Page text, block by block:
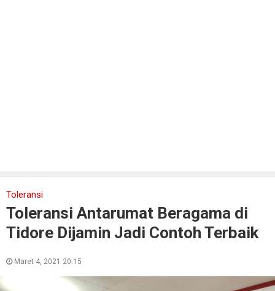
Toleransi
Toleransi Antarumat Beragama di
Tidore Dijamin Jadi Contoh Terbaik
Maret 4, 2021 20:15